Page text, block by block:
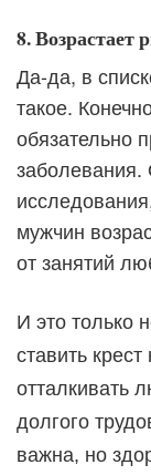
8. Возрастает
Да-да, в
такое.
обязательно
заболевания.
мужчин
от занятий
И это только
ставить
отталкивать
долгого
важна, но